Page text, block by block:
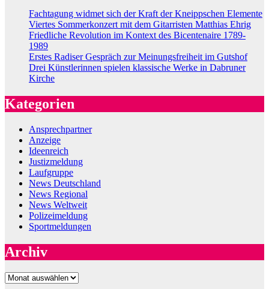
Fachtagung widmet sich der Kraft der Kneippschen Elemente
Viertes Sommerkonzert mit dem Gitarristen Matthias Ehrig
Friedliche Revolution im Kontext des Bicentenaire 1789-
1989
Erstes Radiser Gespräch zur Meinungsfreiheit im Gutshof
Drei Künstlerinnen spielen klassische Werke in Dabruner
Kirche
Kategorien
Ansprechpartner
Anzeige
Ideenreich
Justizmeldung
Laufgruppe
News Deutschland
News Regional
News Weltweit
Polizeimeldung
Sportmeldungen
Archiv
Archiv